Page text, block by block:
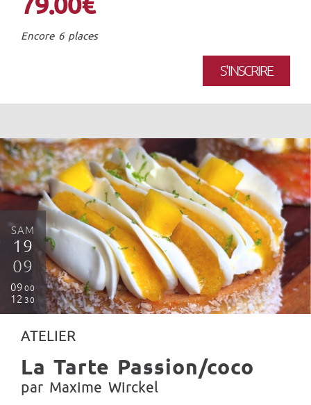
Encore 6 places
S'INSCRIRE
SAM
19
09
09 00
12 30
ATELIER
La Tarte Passion/coco
par Maxime Wirckel